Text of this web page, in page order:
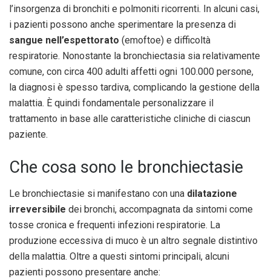
l’insorgenza di bronchiti e polmoniti ricorrenti. In alcuni casi,
i pazienti possono anche sperimentare la presenza di
sangue nell’espettorato (emoftoe) e difficoltà
respiratorie. Nonostante la bronchiectasia sia relativamente
comune, con circa 400 adulti affetti ogni 100.000 persone,
la diagnosi è spesso tardiva, complicando la gestione della
malattia. È quindi fondamentale personalizzare il
trattamento in base alle caratteristiche cliniche di ciascun
paziente.
Che cosa sono le bronchiectasie
Le bronchiectasie si manifestano con una dilatazione
irreversibile dei bronchi, accompagnata da sintomi come
tosse cronica e frequenti infezioni respiratorie. La
produzione eccessiva di muco è un altro segnale distintivo
della malattia. Oltre a questi sintomi principali, alcuni
pazienti possono presentare anche: